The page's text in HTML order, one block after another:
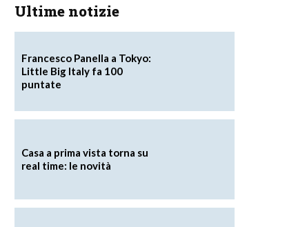
Ultime notizie
Francesco Panella a Tokyo:
Little Big Italy fa 100
puntate
Casa a prima vista torna su
real time: le novità